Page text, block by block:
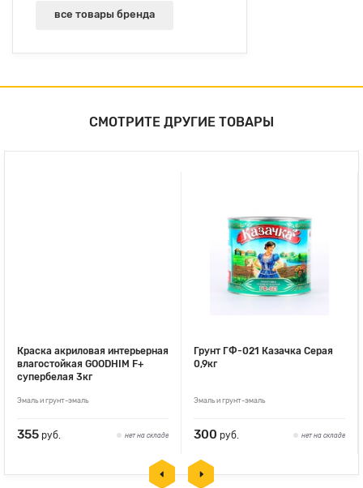
все товары бренда
СМОТРИТЕ ДРУГИЕ ТОВАРЫ
Краска акриловая интерьерная
влагостойкая GOODHIM F+
супербелая 3кг
Эмаль и грунт-эмаль
355 руб. нет на складе
Грунт ГФ-021 Казачка Серая
0,9кг
Эмаль и грунт-эмаль
300 руб. нет на складе